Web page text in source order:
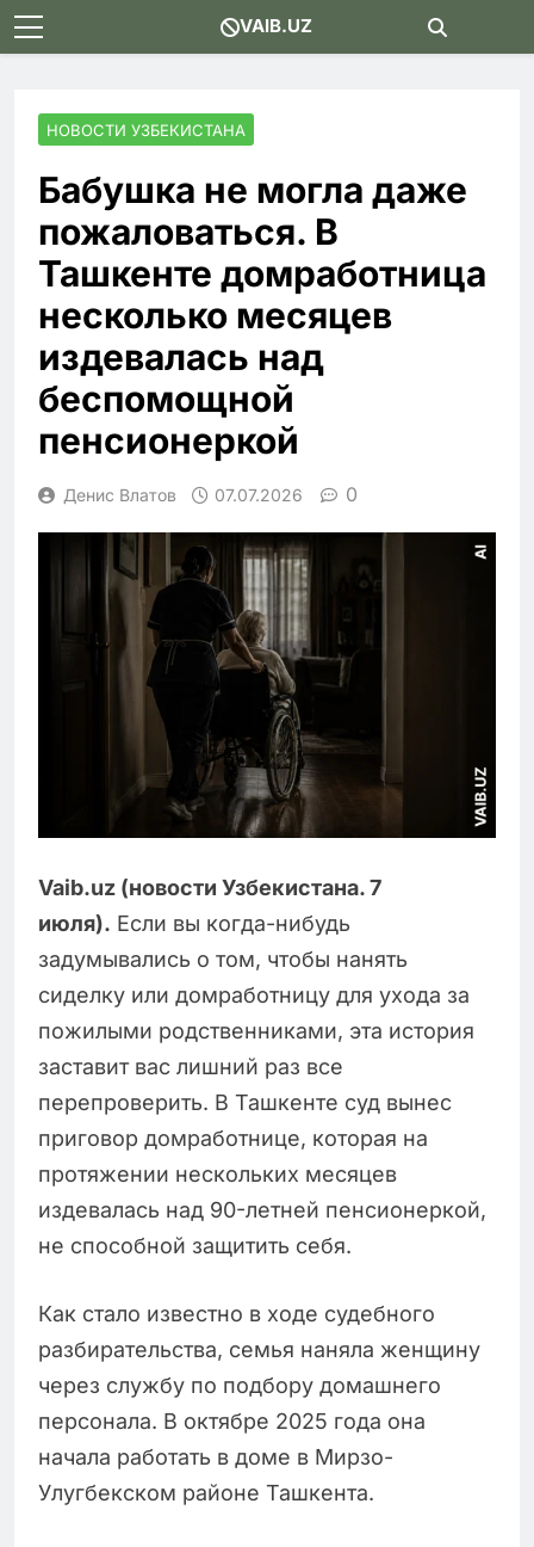
Skip
to
VAIB.UZ
НОВОСТИ УЗБЕКИСТАНА
Бабушка не могла даже
пожаловаться. В
Ташкенте домработница
несколько месяцев
издевалась над
беспомощной
пенсионеркой
Денис Влатов 07.07.2026 0
Vaib.uz (новости Узбекистана. 7
июля). Если вы когда-нибудь
задумывались о том, чтобы нанять
сиделку или домработницу для ухода за
пожилыми родственниками, эта история
заставит вас лишний раз все
перепроверить. В Ташкенте суд вынес
приговор домработнице, которая на
протяжении нескольких месяцев
издевалась над 90-летней пенсионеркой,
не способной защитить себя.
Как стало известно в ходе судебного
разбирательства, семья наняла женщину
через службу по подбору домашнего
персонала. В октябре 2025 года она
начала работать в доме в Мирзо-
Улугбекском районе Ташкента.